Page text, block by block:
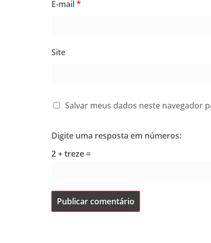
E-mail*
Site
Salvar meus dados neste navegador
Digite uma resposta em números:
2 + treze =